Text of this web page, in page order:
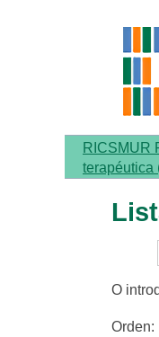
RICSMUR
terapéutica
O
Orden: